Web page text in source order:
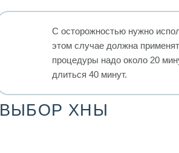
С осторожностью нужно
этом случае должна
процедуры надо около 20
длиться 40 минут.
ВЫБОР ХНЫ